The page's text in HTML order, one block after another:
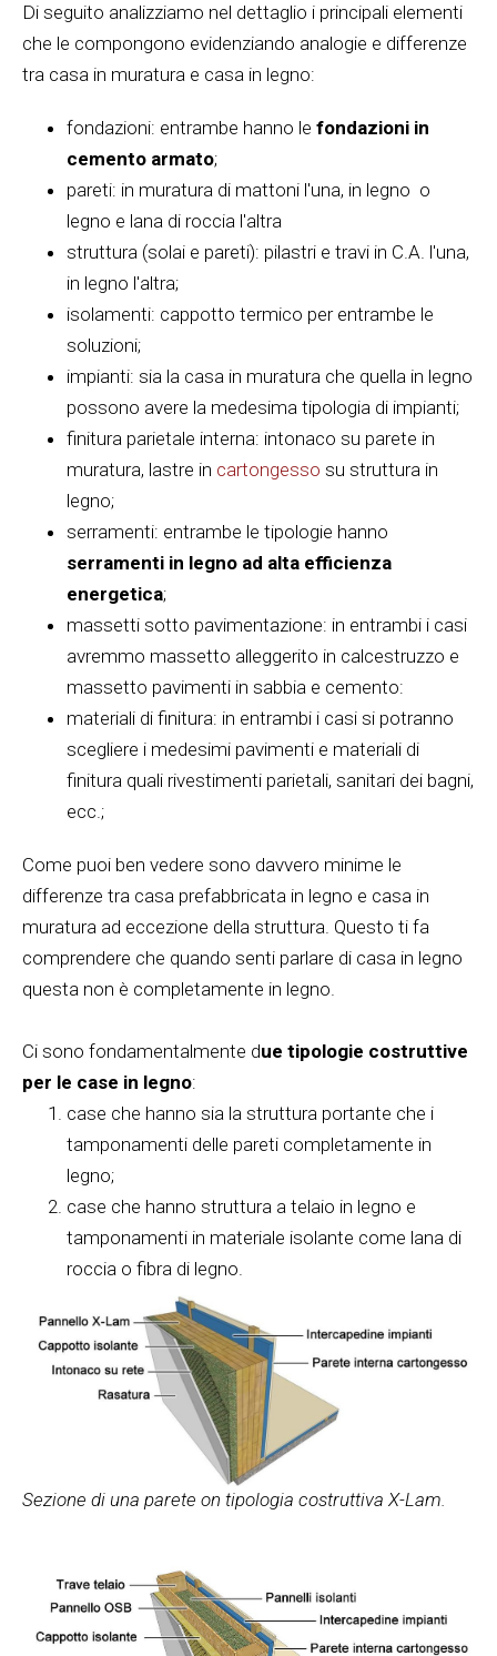
Di seguito analizziamo nel dettaglio i principali elementi
che le compongono evidenziando analogie e differenze
tra casa in muratura e casa in legno:
fondazioni: entrambe hanno le fondazioni in
cemento armato;
pareti: in muratura di mattoni l'una, in legno o
legno e lana di roccia l'altra
struttura (solai e pareti): pilastri e travi in C.A. l'una,
in legno l'altra;
isolamenti: cappotto termico per entrambe le
soluzioni;
impianti: sia la casa in muratura che quella in legno
possono avere la medesima tipologia di impianti;
finitura parietale interna: intonaco su parete in
muratura, lastre in cartongesso su struttura in
legno;
serramenti: entrambe le tipologie hanno
serramenti in legno ad alta efficienza
energetica;
massetti sotto pavimentazione: in entrambi i casi
avremmo massetto alleggerito in calcestruzzo e
massetto pavimenti in sabbia e cemento:
materiali di finitura: in entrambi i casi si potranno
scegliere i medesimi pavimenti e materiali di
finitura quali rivestimenti parietali, sanitari dei bagni,
ecc.;
Come puoi ben vedere sono davvero minime le
differenze tra casa prefabbricata in legno e casa in
muratura ad eccezione della struttura. Questo ti fa
comprendere che quando senti parlare di casa in legno
questa non è completamente in legno.
Ci sono fondamentalmente due tipologie costruttive
per le case in legno:
case che hanno sia la struttura portante che i
tamponamenti delle pareti completamente in
legno;
case che hanno struttura a telaio in legno e
tamponamenti in materiale isolante come lana di
roccia o fibra di legno.
Sezione di una parete on tipologia costruttiva X-Lam.